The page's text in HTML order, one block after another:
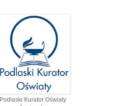
Podlaski Kurator Oświaty